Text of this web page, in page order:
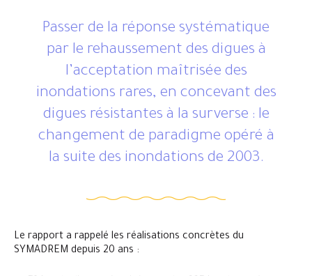
Passer de la réponse systématique
par le rehaussement des digues à
l’acceptation maîtrisée des
inondations rares, en concevant des
digues résistantes à la surverse : le
changement de paradigme opéré à
la suite des inondations de 2003.
Le rapport a rappelé les réalisations concrètes du
SYMADREM depuis 20 ans :